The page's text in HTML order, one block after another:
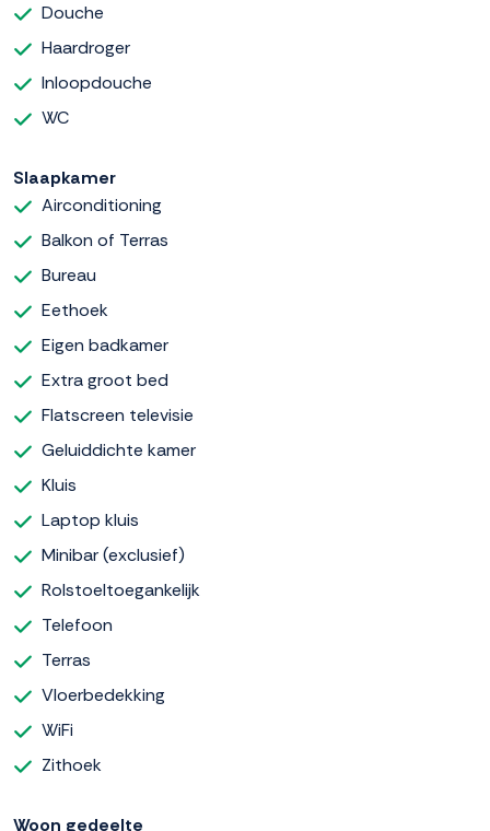
Douche
Haardroger
Inloopdouche
WC
Slaapkamer
Airconditioning
Balkon of Terras
Bureau
Eethoek
Eigen badkamer
Extra groot bed
Flatscreen televisie
Geluiddichte kamer
Kluis
Laptop kluis
Minibar (exclusief)
Rolstoeltoegankelijk
Telefoon
Terras
Vloerbedekking
WiFi
Zithoek
Woon gedeelte